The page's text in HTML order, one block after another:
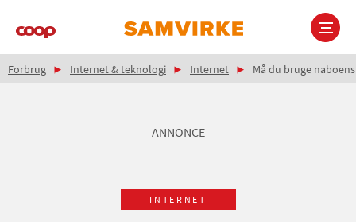
Main
Brødkrumme
Forbrug Internet & teknologi Internet Må du bruge
ANNONCE
INTERNET